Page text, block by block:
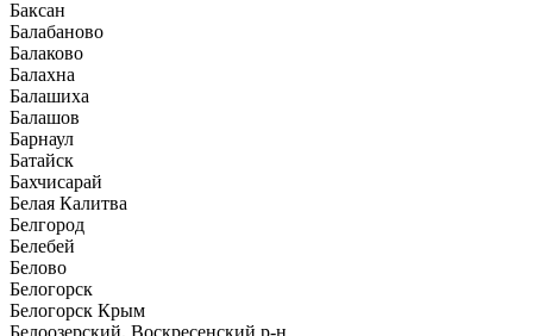
Баксан
Балабаново
Балаково
Балахна
Балашиха
Балашов
Барнаул
Батайск
Бахчисарай
Белая Калитва
Белгород
Белебей
Белово
Белогорск
Белогорск Крым
Белоозерский, Воскресенский р-н